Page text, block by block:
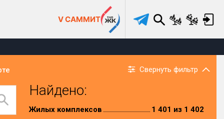
V САММИТ
Свернуть фильтр
Найдено:
Жилых комплексов
1 401 из 1 402